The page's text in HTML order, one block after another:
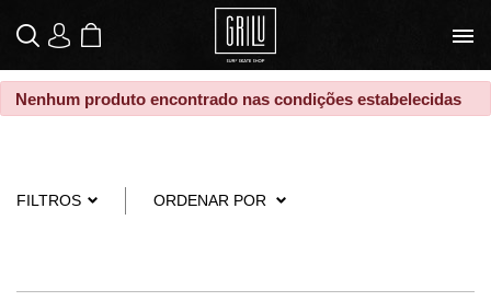
MEUS PEDIDOS
Nenhum produto encontrado nas condições estabelecidas
FILTROS ORDENAR POR